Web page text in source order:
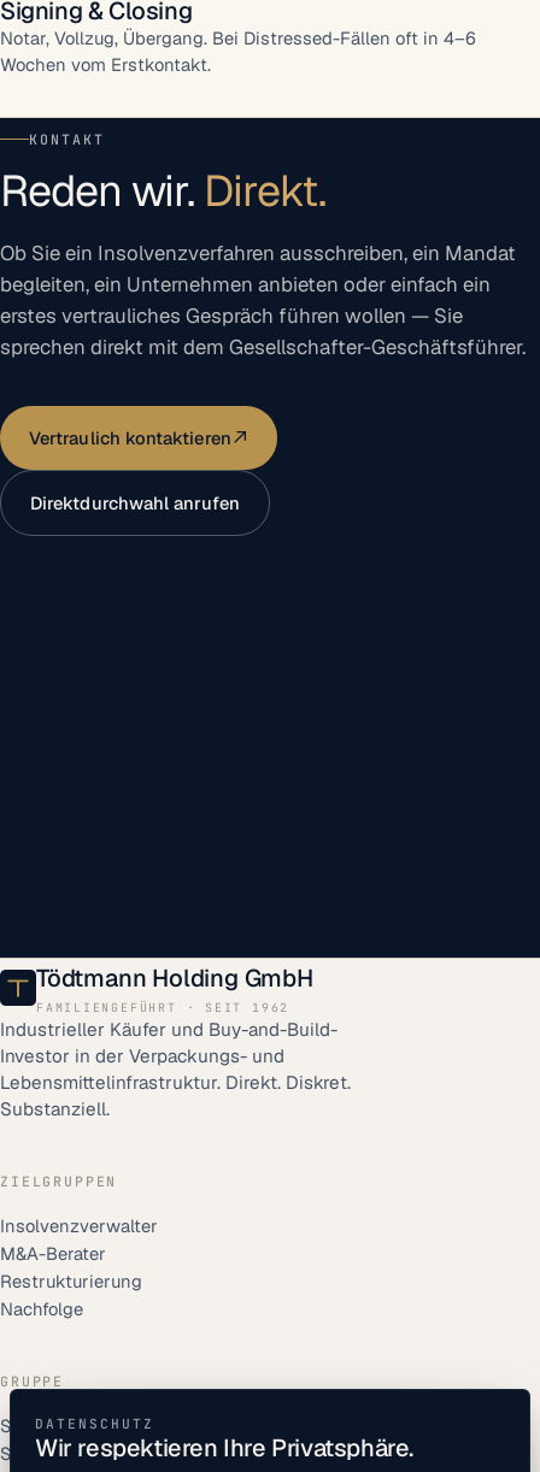
Signing & Closing
Notar, Vollzug, Übergang. Bei Distressed-Fällen oft in 4–6
Wochen vom Erstkontakt.
KONTAKT
Reden wir. Direkt.
Ob Sie ein Insolvenzverfahren ausschreiben, ein Mandat
begleiten, ein Unternehmen anbieten oder einfach ein
erstes vertrauliches Gespräch führen wollen — Sie
sprechen direkt mit dem Gesellschafter-Geschäftsführer.
Vertraulich kontaktieren
Direktdurchwahl anrufen
Tödtmann Holding GmbH
FAMILIENGEFÜHRT · SEIT 1962
Industrieller Käufer und Buy-and-Build-
Investor in der Verpackungs- und
Lebensmittelinfrastruktur. Direkt. Diskret.
Substanziell.
ZIELGRUPPEN
Insolvenzverwalter
M&A-Berater
Restrukturierung
Nachfolge
GRUPPE
Solipac GmbH
Soli Print
DATENSCHUTZ
Wir respektieren Ihre Privatsphäre.